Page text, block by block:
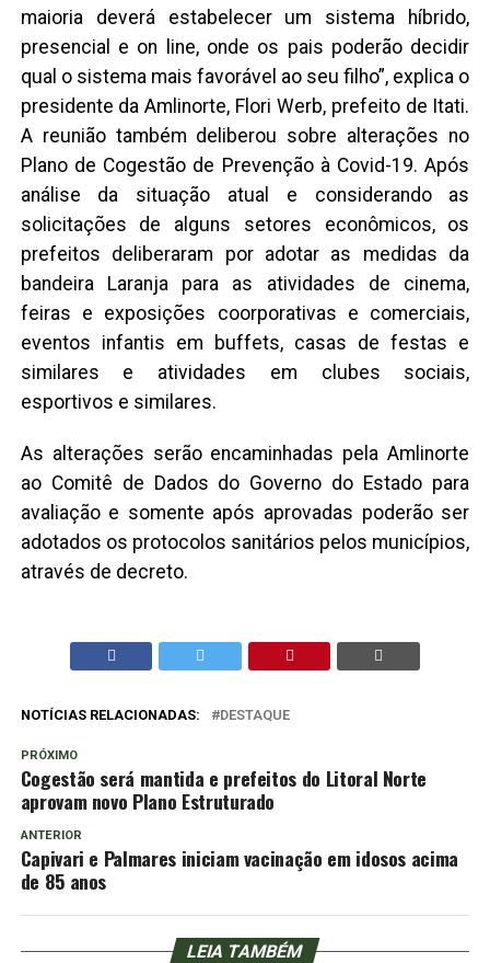
maioria deverá estabelecer um sistema híbrido,
presencial e on line, onde os pais poderão decidir
qual o sistema mais favorável ao seu filho”, explica o
presidente da Amlinorte, Flori Werb, prefeito de Itati.
A reunião também deliberou sobre alterações no
Plano de Cogestão de Prevenção à Covid-19. Após
análise da situação atual e considerando as
solicitações de alguns setores econômicos, os
prefeitos deliberaram por adotar as medidas da
bandeira Laranja para as atividades de cinema,
feiras e exposições coorporativas e comerciais,
eventos infantis em buffets, casas de festas e
similares e atividades em clubes sociais,
esportivos e similares.
As alterações serão encaminhadas pela Amlinorte
ao Comitê de Dados do Governo do Estado para
avaliação e somente após aprovadas poderão ser
adotados os protocolos sanitários pelos municípios,
através de decreto.
NOTÍCIAS RELACIONADAS: DESTAQUE
PRÓXIMO
Cogestão será mantida e prefeitos do Litoral Norte
aprovam novo Plano Estruturado
ANTERIOR
Capivari e Palmares iniciam vacinação em idosos acima
de 85 anos
LEIA TAMBÉM